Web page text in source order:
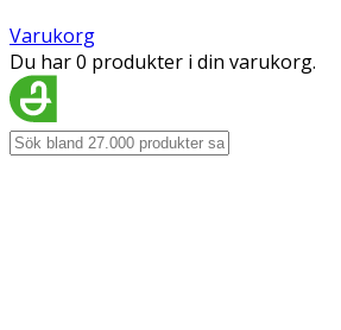
Varukorg
Du har 0 produkter i din varukorg.